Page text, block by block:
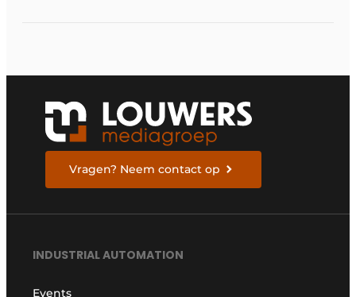
Vragen? Neem contact op
INDUSTRIAL AUTOMATION
Events